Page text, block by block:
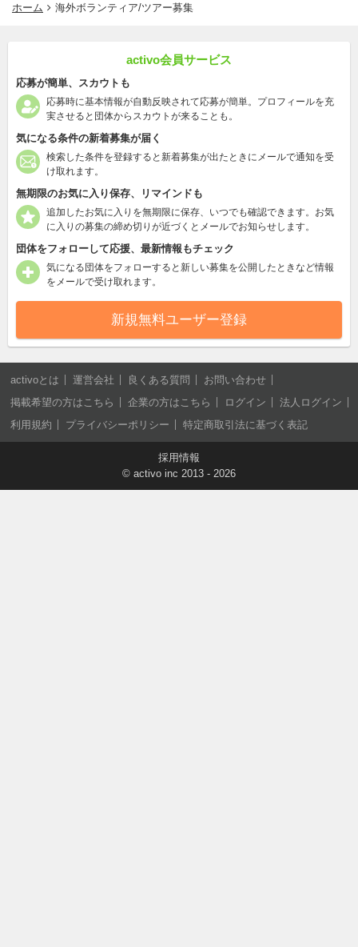
ホーム 海外ボランティア/ツアー募集
activo会員サービス
応募が簡単、スカウトも
応募時に基本情報が自動反映されて応募が簡単。プロフィールを充
実させると団体からスカウトが来ることも。
気になる条件の新着募集が届く
検索した条件を登録すると新着募集が出たときにメールで通知を受
け取れます。
無期限のお気に入り保存、リマインドも
追加したお気に入りを無期限に保存、いつでも確認できます。お気
に入りの募集の締め切りが近づくとメールでお知らせします。
団体をフォローして応援、最新情報もチェック
気になる団体をフォローすると新しい募集を公開したときなど情報
をメールで受け取れます。
新規無料ユーザー登録
activoとは 運営会社 良くある質問
お問い合わせ
掲載希望の方はこちら
企業の方はこちら ログイン
法人ログイン
利用規約
プライバシーポリシー 特定商取引法に基づく表記
採用情報
© activo inc 2013 - 2026